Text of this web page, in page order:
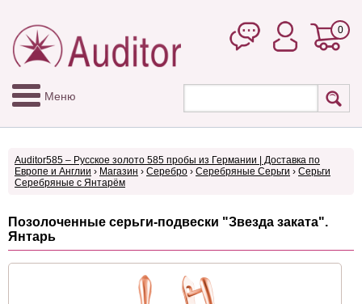
0
Меню
Auditor585 – Русское золото 585 пробы из Германии | Доставка по
Европе и Англии › Магазин › Серебро › Серебряные Серьги › Серьги
Серебряные с Янтарём
Позолоченные серьги-подвески "Звезда заката".
Янтарь